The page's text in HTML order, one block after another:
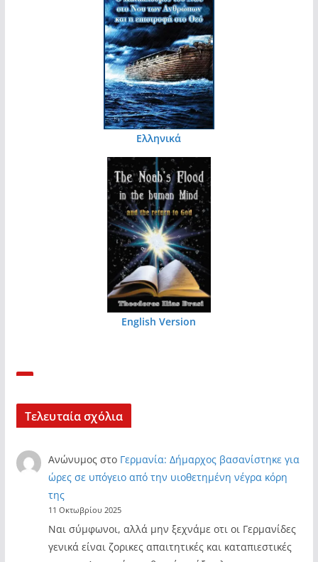
Ελληνικά
English Version
Τελευταία σχόλια
Ανώνυμος στο Γερμανία: Δήμαρχος βασανίστηκε για
ώρες σε υπόγειο από την υιοθετημένη νέγρα κόρη
της
11 Οκτωβρίου 2025
Ναι σύμφωνοι, αλλά μην ξεχνάμε οτι οι Γερμανίδες
γενικά είναι ζορικες απαιτητικές και καταπιεστικές